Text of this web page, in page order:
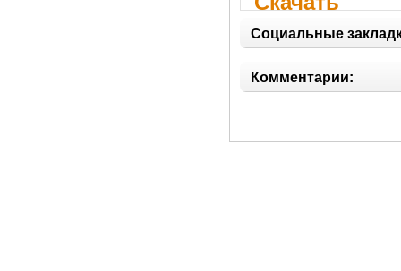
Социальные
Комментарии: